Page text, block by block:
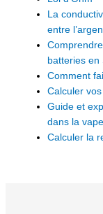
La
entre
batteries en
Comment
Calculer
Guide et
dans la vape
Calculer la